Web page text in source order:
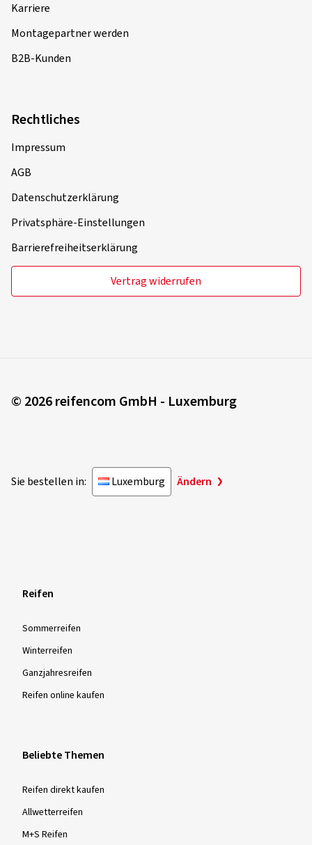
Karriere
Montagepartner werden
B2B-Kunden
Rechtliches
Impressum
AGB
Datenschutzerklärung
Privatsphäre-Einstellungen
Barrierefreiheitserklärung
Vertrag widerrufen
© 2026 reifencom GmbH - Luxemburg
Sie bestellen in: Luxemburg Ändern
Reifen
Sommer­reifen
Winter­reifen
Ganzjahres­reifen
Reifen online kaufen
Beliebte Themen
Reifen direkt kaufen
Allwetterreifen
M+S Reifen